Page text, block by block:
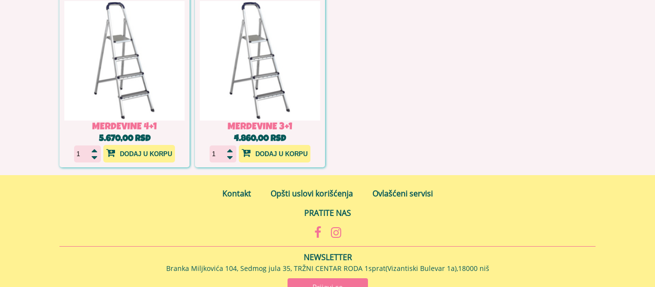
MERDEVINE 4+1
5.670,00 RSD
DODAJ U KORPU
MERDEVINE 3+1
4.860,00 RSD
DODAJ U KORPU
Kontakt Opšti uslovi korišćenja
Ovlašćeni servisi
PRATITE NAS
NEWSLETTER
Branka Miljkovića 104, Sedmog jula 35, TRŽNI CENTAR RODA 1sprat(Vizantiski Bulevar 1a),18000 niš